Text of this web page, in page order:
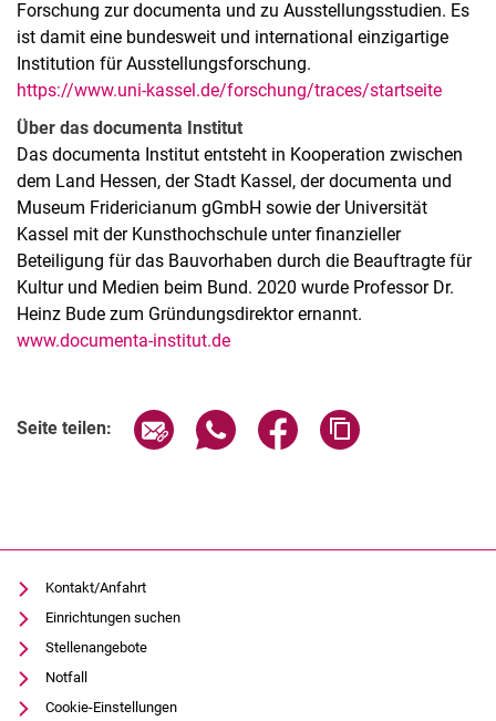
Forschung zur documenta und zu Ausstellungsstudien. Es
ist damit eine bundesweit und international einzigartige
Institution für Ausstellungsforschung.
https://www.uni-kassel.de/forschung/traces/startseite
Über das documenta Institut
Das documenta Institut entsteht in Kooperation zwischen
dem Land Hessen, der Stadt Kassel, der documenta und
Museum Fridericianum gGmbH sowie der Universität
Kassel mit der Kunsthochschule unter finanzieller
Beteiligung für das Bauvorhaben durch die Beauftragte für
Kultur und Medien beim Bund. 2020 wurde Professor Dr.
Heinz Bude zum Gründungsdirektor ernannt.
www.documenta-institut.de
Seite teilen: Seite über E-Mail teilen
Seite über WhatsApp teilen
Seite über Facebook
Kontakt/Anfahrt
Einrichtungen suchen
Stellenangebote
Notfall
Cookie-Einstellungen